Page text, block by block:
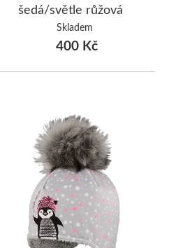
šedá/světle růžová
Skladem
400 Kč